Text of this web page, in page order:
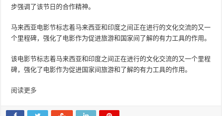
步强调了该节日的合作精神。
马来西亚电影节标志着马来西亚和印度之间正在进行的文化交流的又一
个里程碑，强化了电影作为促进旅游和国家间了解的有力工具的作用。
该电影节标志着马来西亚和印度之间正在进行的文化交流的又一个里程
碑，强化了电影作为促进国家间旅游和了解的有力工具的作用。
阅读更多